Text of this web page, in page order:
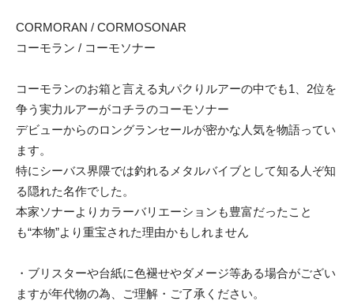
CORMORAN / CORMOSONAR
コーモラン / コーモソナー
コーモランのお箱と言える丸パクりルアーの中でも1、2位を
争う実力ルアーがコチラのコーモソナー
デビューからのロングランセールが密かな人気を物語ってい
ます。
特にシーバス界隈では釣れるメタルバイブとして知る人ぞ知
る隠れた名作でした。
本家ソナーよりカラーバリエーションも豊富だったこと
も“本物”より重宝された理由かもしれません
・ブリスターや台紙に色褪せやダメージ等ある場合がござい
ますが年代物の為、ご理解・ご了承ください。